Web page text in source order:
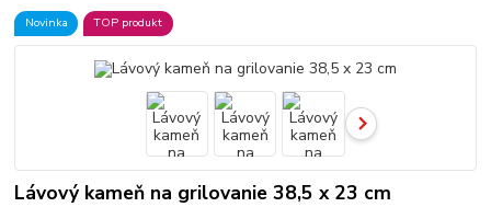
Novinka TOP produkt
Lávový kameň na grilovanie 38,5 x 23 cm